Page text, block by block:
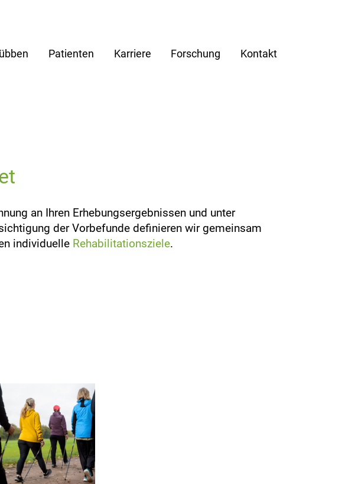
Patienten Karriere Forschung Kontakt
an Ihren Erhebungsergebnissen und unter
der Vorbefunde definieren wir gemeinsam
individuelle Rehabilitationsziele.